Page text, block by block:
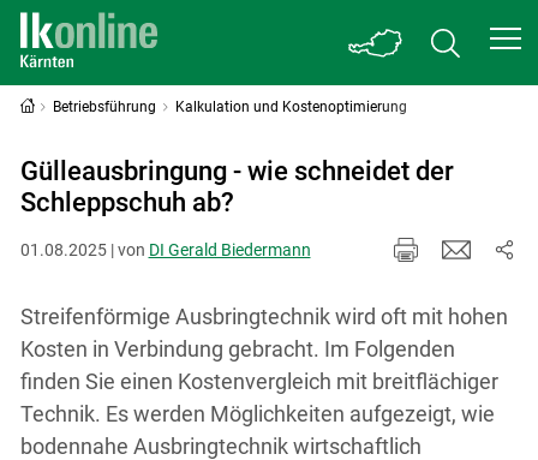
Betriebsführung Kalkulation und Kostenoptimierung
Gülleausbringung - wie schneidet der
Schleppschuh ab?
01.08.2025 | von DI Gerald Biedermann
Streifenförmige Ausbringtechnik wird oft mit hohen
Kosten in Verbindung gebracht. Im Folgenden
finden Sie einen Kostenvergleich mit breitflächiger
Technik. Es werden Möglichkeiten aufgezeigt, wie
bodennahe Ausbringtechnik wirtschaftlich